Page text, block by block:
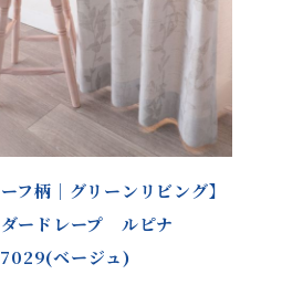
ーフ柄｜グリーンリビング】
ードレープ ルピナ
ベージュ)